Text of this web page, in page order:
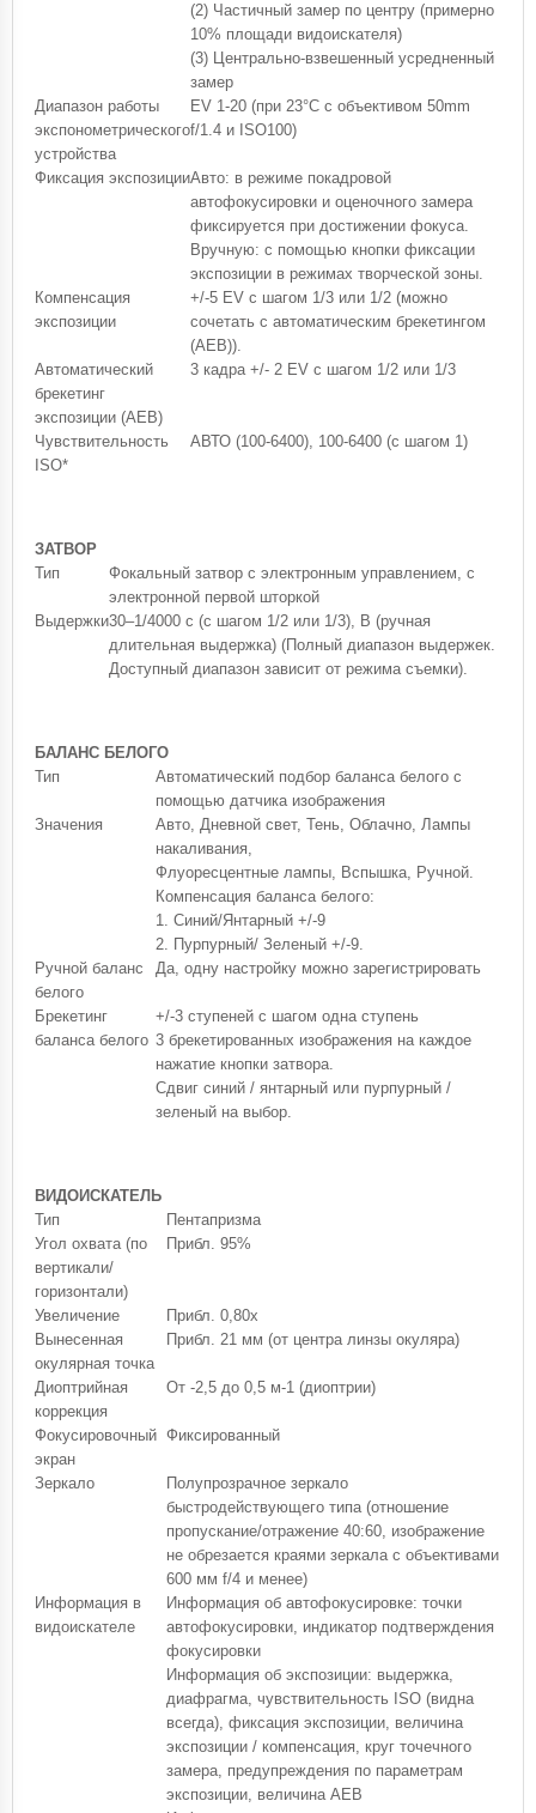
(2) Частичный замер по центру (примерно
10% площади видоискателя)
(3) Центрально-взвешенный усредненный
замер
Диапазон работы
экспонометрического
устройства
EV 1-20 (при 23°C с объективом 50mm
f/1.4 и ISO100)
Фиксация экспозицииАвто: в режиме покадровой
автофокусировки и оценочного замера
фиксируется при достижении фокуса.
Вручную: с помощью кнопки фиксации
экспозиции в режимах творческой зоны.
Компенсация
экспозиции
+/-5 EV с шагом 1/3 или 1/2 (можно
сочетать с автоматическим брекетингом
(AEB)).
Автоматический
брекетинг
экспозиции (AEB)
3 кадра +/- 2 EV с шагом 1/2 или 1/3
Чувствительность
ISO*
АВТО (100-6400), 100-6400 (с шагом 1)
ЗАТВОР
Тип
Фокальный затвор с электронным управлением, с
электронной первой шторкой
Выдержки30–1/4000 с (с шагом 1/2 или 1/3), В (ручная
длительная выдержка) (Полный диапазон выдержек.
Доступный диапазон зависит от режима съемки).
БАЛАНС БЕЛОГО
Тип
Автоматический подбор баланса белого с
помощью датчика изображения
Значения
Авто, Дневной свет, Тень, Облачно, Лампы
накаливания,
Флуоресцентные лампы, Вспышка, Ручной.
Компенсация баланса белого:
1. Синий/Янтарный +/-9
2. Пурпурный/ Зеленый +/-9.
Ручной баланс
белого
Да, одну настройку можно зарегистрировать
Брекетинг
баланса белого
+/-3 ступеней с шагом одна ступень
3 брекетированных изображения на каждое
нажатие кнопки затвора.
Сдвиг синий / янтарный или пурпурный /
зеленый на выбор.
ВИДОИСКАТЕЛЬ
Тип
Пентапризма
Угол охвата (по
вертикали/
горизонтали)
Прибл. 95%
Увеличение
Прибл. 0,80x
Вынесенная
окулярная точка
Прибл. 21 мм (от центра линзы окуляра)
Диоптрийная
коррекция
От -2,5 до 0,5 м-1 (диоптрии)
Фокусировочный
экран
Фиксированный
Зеркало
Полупрозрачное зеркало
быстродействующего типа (отношение
пропускание/отражение 40:60, изображение
не обрезается краями зеркала с объективами
600 мм f/4 и менее)
Информация в
видоискателе
Информация об автофокусировке: точки
автофокусировки, индикатор подтверждения
фокусировки
Информация об экспозиции: выдержка,
диафрагма, чувствительность ISO (видна
всегда), фиксация экспозиции, величина
экспозиции / компенсация, круг точечного
замера, предупреждения по параметрам
экспозиции, величина AEB